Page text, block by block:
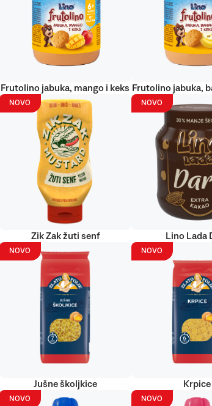
Frutolino jabuka, mango i keks Frutolino jabuka,
NOVO
Zik Zak žuti senf
NOVO
Lino Lada
NOVO
Jušne školjkice
NOVO
Krpice
NOVO NOVO